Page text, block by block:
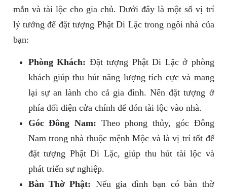
mắn và tài lộc cho gia chủ. Dưới đây là một số vị trí
lý tưởng để đặt tượng Phật Di Lặc trong ngôi nhà của
bạn:
Phòng Khách: Đặt tượng Phật Di Lặc ở phòng
khách giúp thu hút năng lượng tích cực và mang
lại sự an lành cho cả gia đình. Nên đặt tượng ở
phía đối diện cửa chính để đón tài lộc vào nhà.
Góc Đông Nam: Theo phong thủy, góc Đông
Nam trong nhà thuộc mệnh Mộc và là vị trí tốt để
đặt tượng Phật Di Lặc, giúp thu hút tài lộc và
phát triển sự nghiệp.
Bàn Thờ Phật: Nếu gia đình bạn có bàn thờ